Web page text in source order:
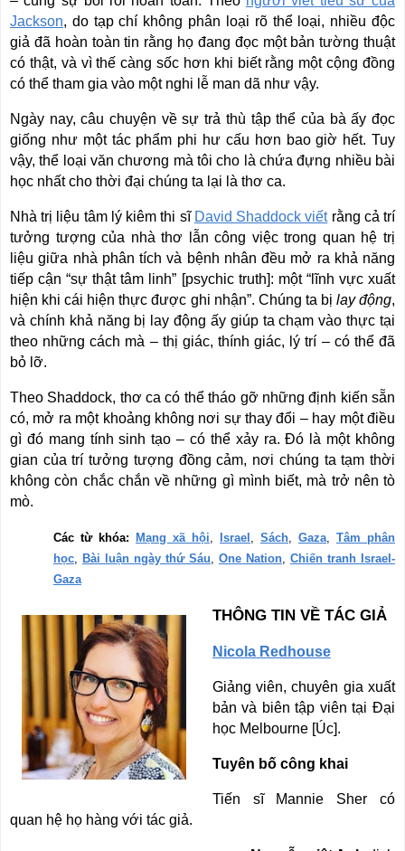
Jackson, do tạp chí không phân loại rõ thể loại, nhiều độc
giả đã hoàn toàn tin rằng họ đang đọc một bản tường thuật
có thật, và vì thế càng sốc hơn khi biết rằng một cộng đồng
có thể tham gia vào một nghi lễ man dã như vậy.
Ngày nay, câu chuyện về sự trả thù tập thể của bà ấy đọc
giống như một tác phẩm phi hư cấu hơn bao giờ hết. Tuy
vậy, thể loại văn chương mà tôi cho là chứa đựng nhiều bài
học nhất cho thời đại chúng ta lại là thơ ca.
Nhà trị liệu tâm lý kiêm thi sĩ David Shaddock viếtrằng cả trí
tưởng tượng của nhà thơ lẫn công việc trong quan hệ trị
liệu giữa nhà phân tích và bệnh nhân đều mở ra khả năng
tiếp cận “sự thật tâm linh” [psychic truth]: một “lĩnh vực xuất
hiện khi cái hiện thực được ghi nhận”. Chúng ta bị lay động,
và chính khả năng bị lay động ấy giúp ta chạm vào thực tại
theo những cách mà – thị giác, thính giác, lý trí – có thể đã
bỏ lỡ.
Theo Shaddock, thơ ca có thể tháo gỡ những định kiến sẵn
có, mở ra một khoảng không nơi sự thay đổi – hay một điều
gì đó mang tính sinh tạo – có thể xảy ra. Đó là một không
gian của trí tưởng tượng đồng cảm, nơi chúng ta tạm thời
không còn chắc chắn về những gì mình biết, mà trở nên tò
mò.
Các từ khóa: Mạng xã hội Israel Sách Gaza
Tâm phân
học Bài luận ngày thứ Sáu One Nation Chiến tranh Israel-
Gaza
THÔNG TIN VỀ TÁC GIẢ
Nicola Redhouse
Giảng viên, chuyên gia xuất
bản và biên tập viên tại Đại
học Melbourne [Úc].
Tuyên bố công khai
Tiến sĩ Mannie Sher có
quan hệ họ hàng với tác giả.